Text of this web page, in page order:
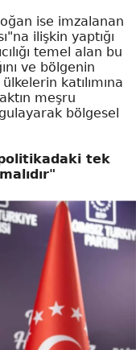
ise imzalanan
ilişkin yaptığı
temel alan bu
ve bölgenin
katılımına
meşru
bölgesel
politikadaki tek